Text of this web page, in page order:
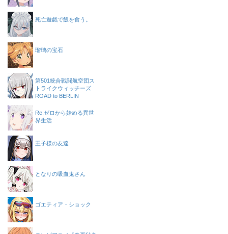
死亡遊戯で飯を食う。
瑠璃の宝石
第501統合戦闘航空団ス
トライクウィッチーズ
ROAD to BERLIN
Re:ゼロから始める異世
界生活
王子様の友達
となりの吸血鬼さん
ゴエティア・ショック